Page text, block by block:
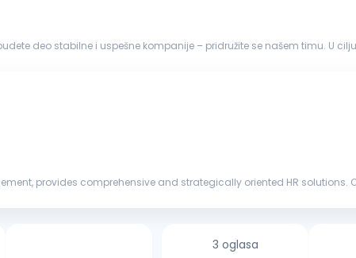
deo stabilne i uspešne kompanije – pridružite se našem timu. U
provides comprehensive and strategically oriented HR solutions.
3 oglasa